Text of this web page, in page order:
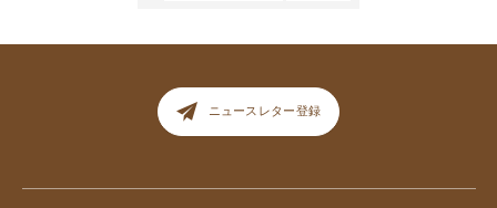
ニュースレター登録